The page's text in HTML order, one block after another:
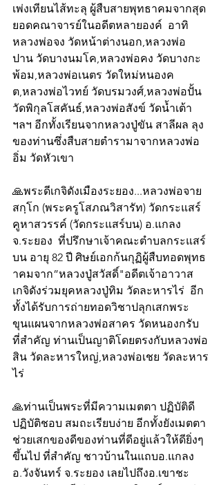
เพ่งเทียนไส้ทะลุ ผู้สืบสายพุทธาคมจากสุด
ยอดคณาจารย์ในอดีตหลายองค์  อาทิ
หลวงพ่อจง วัดหน้าต่างนอก,หลวงพ่อ
ปาน วัดบางนมโค,หลวงพ่อคง วัดบางกะ
พ้อม,หลวงพ่อเนตร วัดใหม่หนองค
ต,หลวงพ่อไวทย์ วัดบรมวงศ์,หลวงพ่อปั้น
วัดพิกุลโสคันธ์,หลวงพ่อสังข์ วัดน้ำเต้า
ฯลฯ อีกทั้งเรียนจากหลวงปู่ขัน สาลีผล ลุง
ของท่านซึ่งสืบสายตำรามาจากหลวงพ่อ
อิ่ม วัดหัวเขา
🙏พระดีเกจิดังเมืองระยอง...หลวงพ่อจาย
สกฺโก (พระครูโสภณวิสารัท) วัดกระแสร์
คูหาสวรรค์ (วัดกระแสร์บน) อ.แกลง
จ.ระยอง  ที่ปรึกษาเจ้าคณะตำบลกระแสร์
บน อายุ 82 ปี ศิษย์เอกก้นกุฏิผู้สืบทอดพุทธ
าคมจาก”หลวงปู่สวัสดิ์"อดีตเจ้าอาวาส
เกจิดังร่วมยุคหลวงปู่ทิม วัดละหารไร่  อีก
ทั้งได้รับการถ่ายทอดวิชาปลุกเสกพระ
ขุนแผนจากหลวงพ่อสาคร วัดหนองกรับ
ที่สำคัญ ท่านเป็นญาติโดยตรงกับหลวงพ่อ
สิน วัดละหารใหญ่,หลวงพ่อเชย วัดละหาร
ไร่
🙏ท่านเป็นพระที่มีความเมตตา ปฏิบัติดี
ปฏิบัติชอบ สมถะเรียบง่าย อีกทั้งยังเมตตา
ช่วยเสกของดีของท่านที่ดีอยู่เเล้วให้ดียิ่งๆ
ขึ้นไป ที่สำคัญ ชาวบ้านในแถบอ.แกลง
อ.วังจันทร์ จ.ระยอง เลยไปถึงอ.เขาชะ